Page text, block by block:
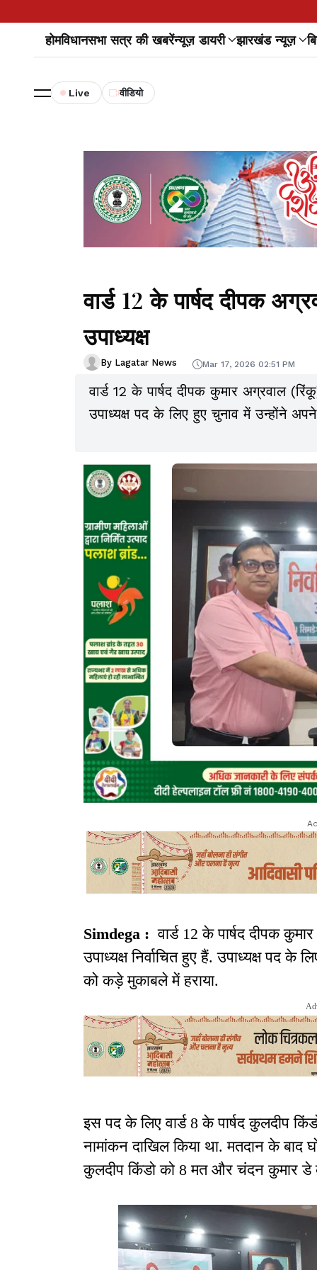
होमविधानसभा सत्र की खबरेंन्यूज़ डायरी झारखंड न्यूज़
Live वीडियो
वार्ड 12 के पार्षद दीपक
उपाध्यक्ष
By Lagatar News Mar 17, 2026 02:51 PM
वार्ड 12 के पार्षद दीपक कुमार अग्रवाल
उपाध्यक्ष पद के लिए हुए चुनाव में उन्होंने
Simdega : वार्ड 12 के पार्षद दीपक
उपाध्यक्ष निर्वाचित हुए हैं. उपाध्यक्ष पद के
को कड़े मुकाबले में हराया.
इस पद के लिए वार्ड 8 के पार्षद कुलदीप
नामांकन दाखिल किया था. मतदान के बाद
कुलदीप किंडो को 8 मत और चंदन कुमार डे